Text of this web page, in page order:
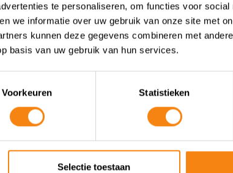
te personaliseren, om functies voor social
we informatie over uw gebruik van onze site met
kunnen deze gegevens combineren met
basis van uw gebruik van hun services.
Voorkeuren Statistieken
Selectie toestaan